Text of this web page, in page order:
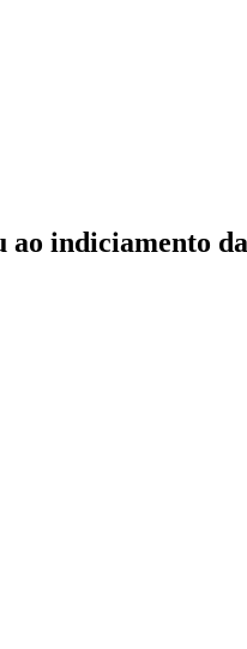
ao indiciamento